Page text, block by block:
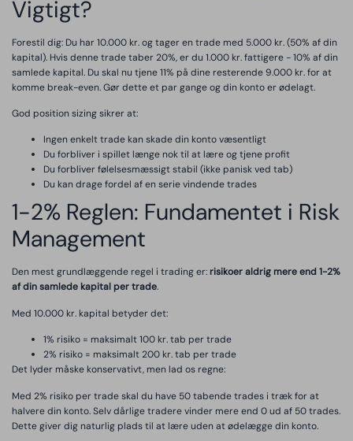
Vigtigt?
Forestil dig: Du har 10.000 kr. og tager en trade med 5.000 kr. (50% af din
kapital). Hvis denne trade taber 20%, er du 1.000 kr. fattigere - 10% af din
samlede kapital. Du skal nu tjene 11% på dine resterende 9.000 kr. for at
komme break-even. Gør dette et par gange og din konto er ødelagt.
God position sizing sikrer at:
Ingen enkelt trade kan skade din konto væsentligt
Du forbliver i spillet længe nok til at lære og tjene profit
Du forbliver følelsesmæssigt stabil (ikke panisk ved tab)
Du kan drage fordel af en serie vindende trades
1-2% Reglen: Fundamentet i Risk
Management
Den mest grundlæggende regel i trading er:risikoer aldrig mere end 1-2%
af din samlede kapital per trade.
Med 10.000 kr. kapital betyder det:
1% risiko = maksimalt 100 kr. tab per trade
2% risiko = maksimalt 200 kr. tab per trade
Det lyder måske konservativt, men lad os regne:
Med 2% risiko per trade skal du have 50 tabende trades i træk for at
halvere din konto. Selv dårlige tradere vinder mere end 0 ud af 50 trades.
Dette giver dig naturlig plads til at lære uden at ødelægge din konto.